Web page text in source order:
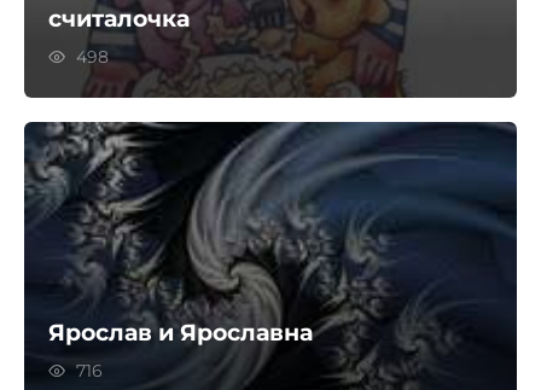
считалочка
498
Ярослав и Ярославна
716